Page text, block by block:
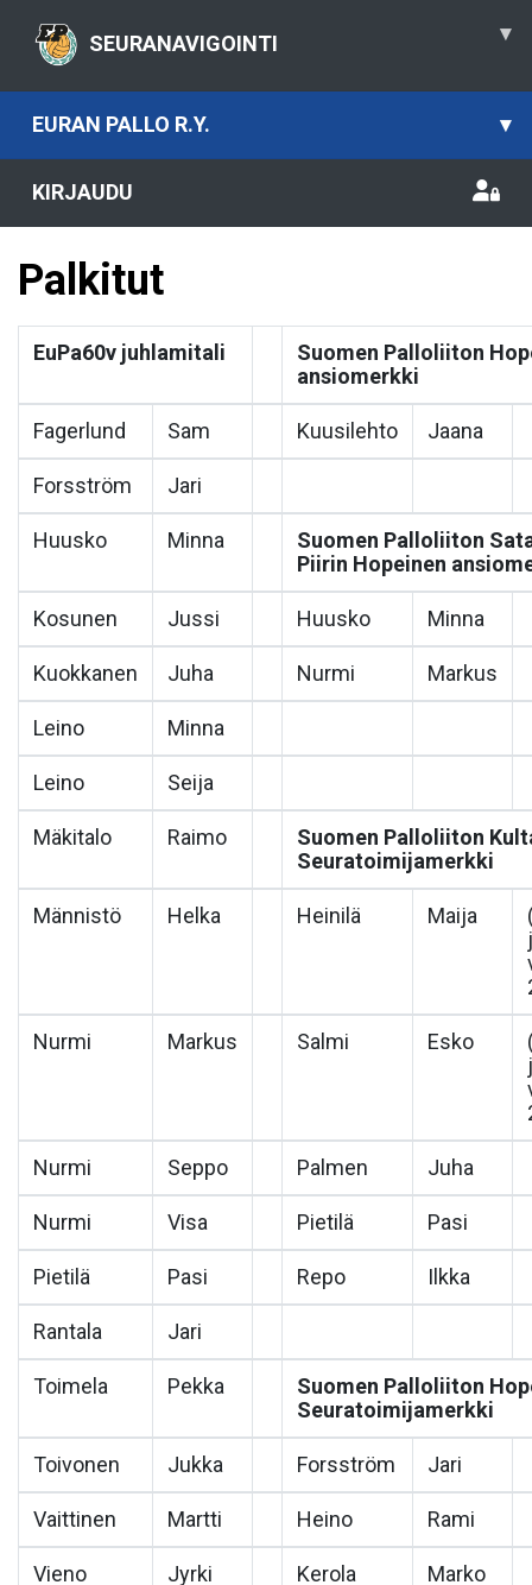
SEURANAVIGOINTI ▾
EURAN PALLO R.Y. ▾
KIRJAUDU
Palkitut
EuPa60v juhlamitali
Suomen Palloliiton
ansiomerkki
Fagerlund Sam Kuusilehto Jaana
Forsström Jari
Huusko Minna
Suomen Palloliiton
Piirin Hopeinen
Kosunen Jussi Huusko Minna
Kuokkanen Juha Nurmi Markus
Leino Minna
Leino Seija
Mäkitalo Raimo
Suomen Palloliiton
Seuratoimijamerkki
Männistö Helka Heinilä Maija
Nurmi Markus Salmi Esko
Nurmi Seppo Palmen Juha
Nurmi Visa Pietilä Pasi
Pietilä Pasi Repo Ilkka
Rantala Jari
Toimela Pekka
Suomen Palloliiton
Seuratoimijamerkki
Toivonen Jukka Forsström Jari
Vaittinen Martti Heino Rami
Vieno Jyrki Kerola Marko